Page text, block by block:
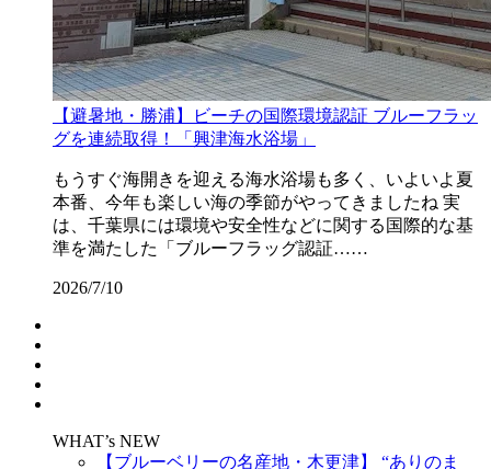
【避暑地・勝浦】ビーチの国際環境認証 ブルーフラッ
グを連続取得！「興津海水浴場」
もうすぐ海開きを迎える海水浴場も多く、いよいよ夏
本番、今年も楽しい海の季節がやってきましたね 実
は、千葉県には環境や安全性などに関する国際的な基
準を満たした「ブルーフラッグ認証……
2026/7/10
WHAT’s NEW
【ブルーベリーの名産地・木更津】 “ありのま